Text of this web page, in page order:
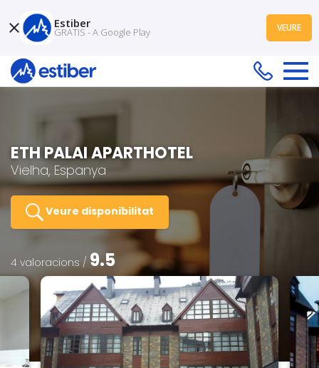
ETH PALAI APARTHOTEL
Vielha, Espanya
Veure disponibilitat
4 valoracions / 9.5
Estiber
GRATIS - A Google Play VEURE